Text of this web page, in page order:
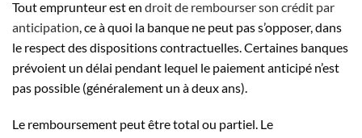
Tout emprunteur est en droit de rembourser son crédit par
anticipation , ce à quoi la banque ne peut pas s’opposer, dans
le respect des dispositions contractuelles. Certaines banques
prévoient un délai pendant lequel le paiement anticipé n’est
pas possible (généralement un à deux ans).
Le remboursement peut être total ou partiel. Le